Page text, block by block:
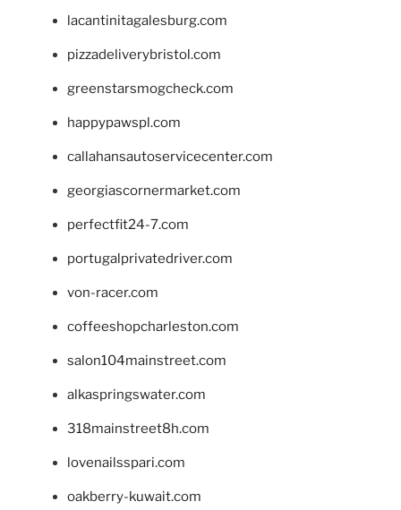
lacantinitagalesburg.com
pizzadeliverybristol.com
greenstarsmogcheck.com
happypawspl.com
callahansautoservicecenter.com
georgiascornermarket.com
perfectfit24-7.com
portugalprivatedriver.com
von-racer.com
coffeeshopcharleston.com
salon104mainstreet.com
alkaspringswater.com
318mainstreet8h.com
lovenailsspari.com
oakberry-kuwait.com